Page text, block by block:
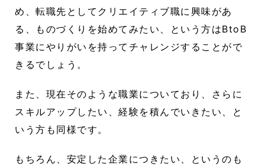
め、転職先としてクリエイティブ職に興味があ
る、ものづくりを始めてみたい、という方はBtoB
事業にやりがいを持ってチャレンジすることがで
きるでしょう。
また、現在そのような職業についており、さらに
スキルアップしたい、経験を積んでいきたい、と
いう方も同様です。
もちろん、安定した企業につきたい、というのも